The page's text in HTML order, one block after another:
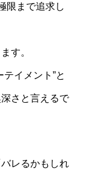
限まで追求し
す。
イメント”と
さと言えるで
レるかもしれ